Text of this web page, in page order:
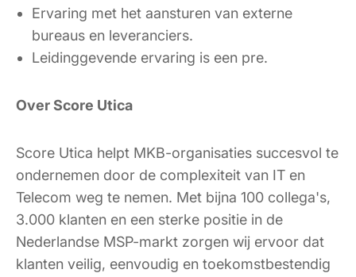
Ervaring met het aansturen van externe
bureaus en leveranciers.
Leidinggevende ervaring is een pre.
Over Score Utica
Score Utica helpt MKB-organisaties succesvol te
ondernemen door de complexiteit van IT en
Telecom weg te nemen. Met bijna 100 collega's,
3.000 klanten en een sterke positie in de
Nederlandse MSP-markt zorgen wij ervoor dat
klanten veilig, eenvoudig en toekomstbestendig